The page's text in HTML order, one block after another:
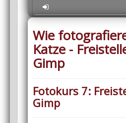
Wie
Katze -
Gimp
Fotokurs 7:
Gimp